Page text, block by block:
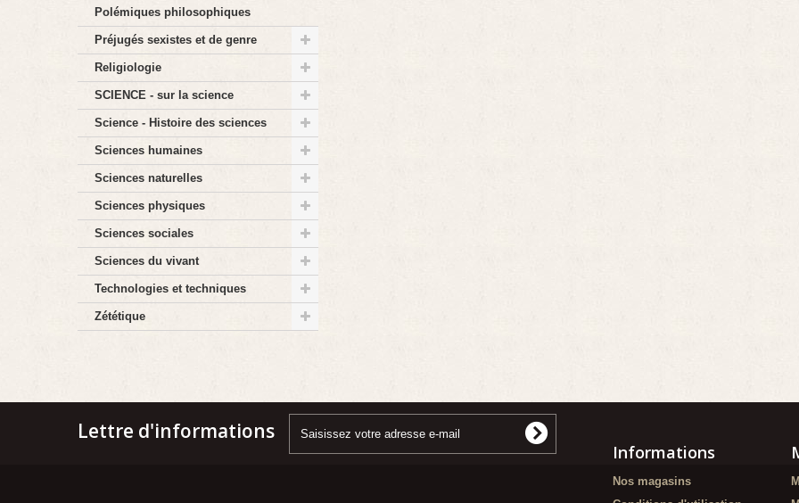
Polémiques philosophiques
Préjugés sexistes et de genre
Religiologie
SCIENCE - sur la science
Science - Histoire des sciences
Sciences humaines
Sciences naturelles
Sciences physiques
Sciences sociales
Sciences du vivant
Technologies et techniques
Zététique
Lettre d'informations
Informations
Nos magasins